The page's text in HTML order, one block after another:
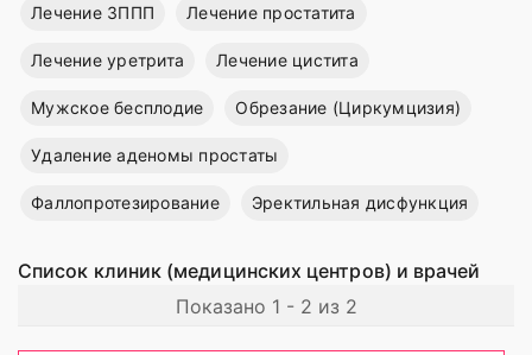
Лечение ЗППП Лечение простатита
Лечение уретрита Лечение цистита
Мужское бесплодие Обрезание (Циркумцизия)
Удаление аденомы простаты
Фаллопротезирование Эректильная дисфункция
Список клиник (медицинских центров) и врачей
Показано 1 - 2 из 2